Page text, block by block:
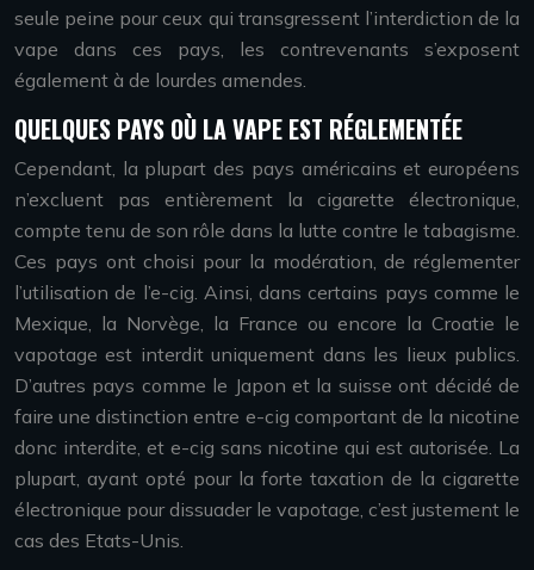
seule peine pour ceux qui transgressent l’interdiction de la
vape dans ces pays, les contrevenants s’exposent
également à de lourdes amendes.
QUELQUES PAYS OÙ LA VAPE EST RÉGLEMENTÉE
Cependant, la plupart des pays américains et européens
n’excluent pas entièrement la cigarette électronique,
compte tenu de son rôle dans la lutte contre le tabagisme.
Ces pays ont choisi pour la modération, de réglementer
l’utilisation de l’e-cig. Ainsi, dans certains pays comme le
Mexique, la Norvège, la France ou encore la Croatie le
vapotage est interdit uniquement dans les lieux publics.
D’autres pays comme le Japon et la suisse ont décidé de
faire une distinction entre e-cig comportant de la nicotine
donc interdite, et e-cig sans nicotine qui est autorisée. La
plupart, ayant opté pour la forte taxation de la cigarette
électronique pour dissuader le vapotage, c’est justement le
cas des Etats-Unis.